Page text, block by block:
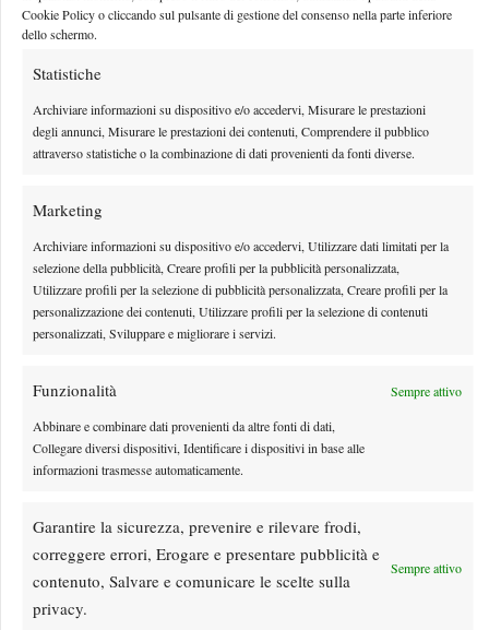
Cookie Policy o cliccando sul pulsante di gestione del consenso nella parte inferiore
dello schermo.
Statistiche
Archiviare informazioni su dispositivo e/o accedervi, Misurare le prestazioni
degli annunci, Misurare le prestazioni dei contenuti, Comprendere il pubblico
attraverso statistiche o la combinazione di dati provenienti da fonti diverse.
Marketing
Archiviare informazioni su dispositivo e/o accedervi, Utilizzare dati limitati per la
selezione della pubblicità, Creare profili per la pubblicità personalizzata,
Utilizzare profili per la selezione di pubblicità personalizzata, Creare profili per la
personalizzazione dei contenuti, Utilizzare profili per la selezione di contenuti
personalizzati, Sviluppare e migliorare i servizi.
Funzionalità Sempre attivo
Abbinare e combinare dati provenienti da altre fonti di dati,
Collegare diversi dispositivi, Identificare i dispositivi in base alle
informazioni trasmesse automaticamente.
Garantire la sicurezza, prevenire e rilevare frodi,
correggere errori, Erogare e presentare pubblicità e
contenuto, Salvare e comunicare le scelte sulla
privacy.
Sempre attivo
Effetto Montreal: forfait e sorprese spazzano via la
Top 10, Shelton prova a resistere
Le sorprese non sono mancate fin dalle prime battute del torneo. Una su tutte:
l’eliminazione al debutto di Alexander Zverev
Matteo Cubadda7 Agosto 2026
Dalle porte dell’eliminazione alla gloria: Norrie
scrive la sua favola a Montreal, rimonta folle su de
Il trentenne, uscito dal Los Cabos con segnali incoraggianti dopo aver
Matteo Cubadda